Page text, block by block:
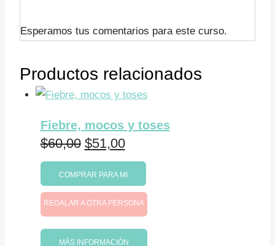
Esperamos tus comentarios para este curso.
Productos relacionados
Fiebre, mocos y toses
$60,00 El
original
era:
$60,00.
$51,00El
precio
actual
es:
$51,00.
COMPRAR PARA MI
REGALAR A OTRA PERSONA
MÁS INFORMACIÓN